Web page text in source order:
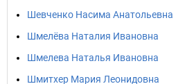
Шевченко Насима Анатольевна
Шмелёва Наталия Ивановна
Шмелева Наталья Ивановна
Шмитхер Мария Леонидовна